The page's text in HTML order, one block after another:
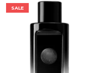
SALE